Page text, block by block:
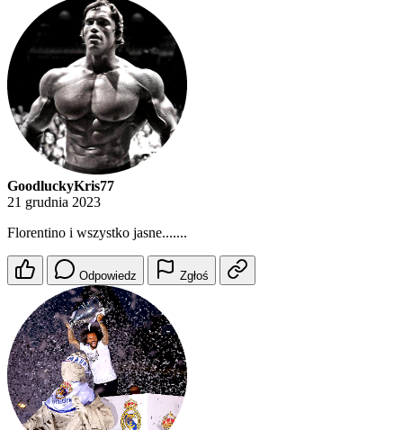
GoodluckyKris77
21 grudnia 2023
Florentino i wszystko jasne.......
Odpowiedz Zgłoś